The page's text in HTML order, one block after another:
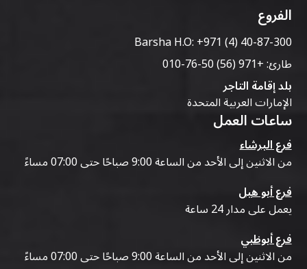
الفروع
Barsha H.O:+971 (4) 40-87-300
طارئ:+971 (56) 50-76-010
بلد إقامة التاجر
الإمارات العربية المتحدة
ساعات العمل
فرع البرشاء
من الاثنين إلى الأحد من الساعة 9:00 صباحًا حتى 07:00 مساءً
فرع أبو هيل
يعمل على مدار 24 ساعة
فرع أبوظبي
من الاثنين إلى الأحد من الساعة 9:00 صباحًا حتى 07:00 مساءً